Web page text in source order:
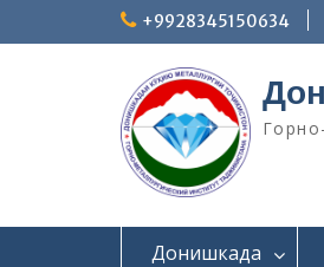
+9928345150634
Донишкада